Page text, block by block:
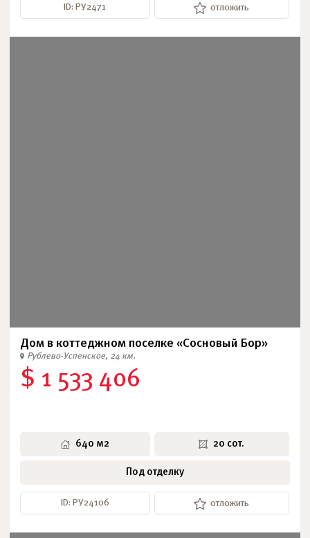
ID: РУ2471 отложить
Дом в коттеджном поселке «Сосновый Бор»
Рублево-Успенское, 24 км.
$ 1 533 406
640 м2 20 сот.
Под отделку
ID: РУ24106 отложить